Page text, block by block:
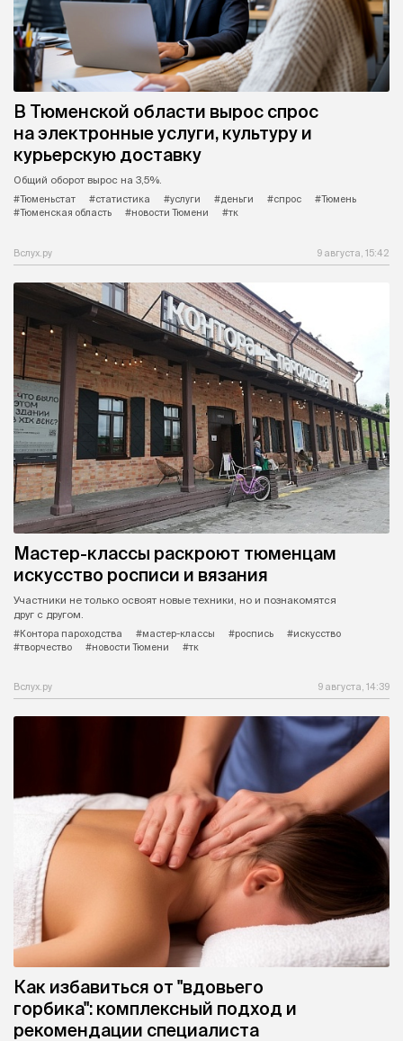
В Тюменской области вырос спрос
на электронные услуги, культуру и
курьерскую доставку
Общий оборот вырос на 3,5%.
#Тюменьстат
#статистика #услуги #деньги #спрос
#Тюмень
#Тюменская область
#новости Тюмени #тк
Вслух.ру 9 августа, 15:42
Мастер-классы раскроют тюменцам
искусство росписи и вязания
Участники не только освоят новые техники, но и познакомятся
друг с другом.
#Контора пароходства
#мастер-классы #роспись
#искусство
#творчество
#новости Тюмени #тк
Вслух.ру 9 августа, 14:39
Как избавиться от "вдовьего
горбика": комплексный подход и
рекомендации специалиста